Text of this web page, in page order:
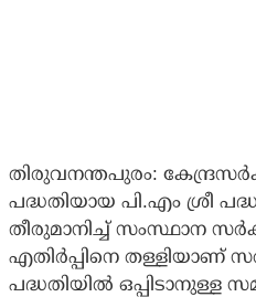
തിരുവനന്തപുരം:
പദ്ധതിയായ പി.എം ശ്രീ
തീരുമാനിച്ച് സംസ്ഥാന
എതിര്‍പ്പിനെ തള്ളിയാണ്
പദ്ധതിയില്‍ ഒപ്പിടാനുള്ള